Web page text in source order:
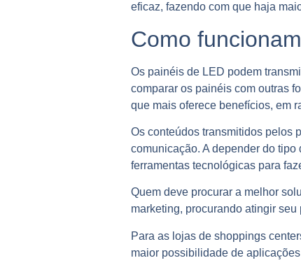
eficaz, fazendo com que haja
Como
Os painéis de LED podem
comparar os painéis com outras
que mais oferece benefícios, em
Os conteúdos transmitidos pelos
comunicação. A depender do
ferramentas tecnológicas para
Quem deve procurar a melhor
marketing, procurando atingir
Para as lojas de shoppings
maior possibilidade de